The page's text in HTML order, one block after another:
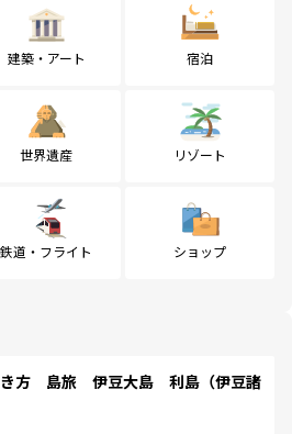
建築・アート 宿泊
世界遺産 リゾート
鉄道・フライト ショップ
方 島旅 伊豆大島 利島（伊豆諸